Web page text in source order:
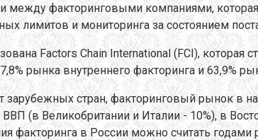
между факторинговыми компаниями,
лимитов и мониторинга за состоянием
Factors Chain International (FCI),
рынка внутреннего факторинга и 63,9%
зарубежных стран, факторинговый рынок в
(в Великобритании и Италии - 10%), в
факторинга в России можно считать годами